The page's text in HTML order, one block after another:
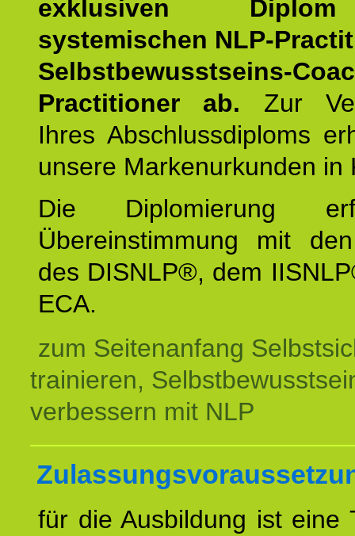
exklusiven
systemischen NLP-
Selbstbewusstseins-
Practitioner ab. Zur
Ihres Abschlussdiploms
unsere Markenurkunden in
Die Diplomierung
Übereinstimmung mit
des DISNLP®, dem
ECA.
zum Seitenanfang
trainieren,
verbessern mit NLP
für die Ausbildung ist eine